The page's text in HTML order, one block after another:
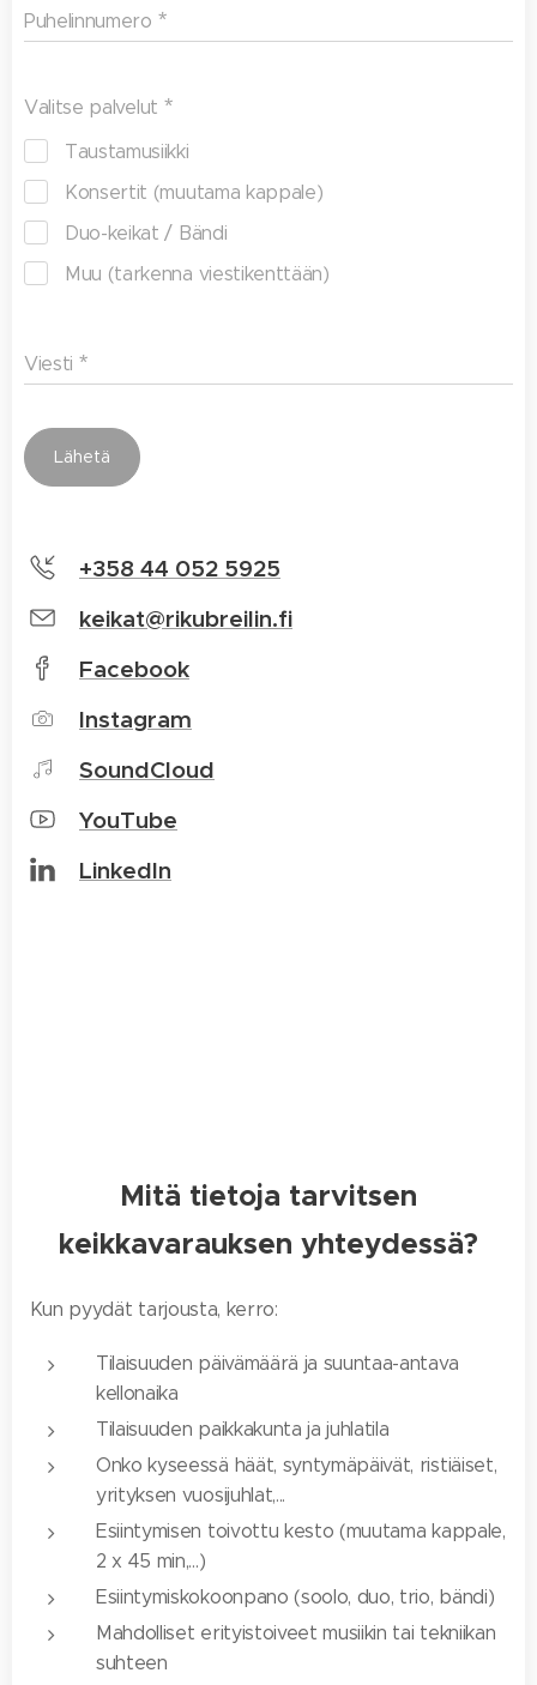
Puhelinnumero
Valitse palvelut
Taustamusiikki
Konsertit (muutama kappale)
Duo-keikat / Bändi
Muu (tarkenna viestikenttään)
Viesti
Lähetä
+358 44 052 5925
keikat@rikubreilin.fi
Facebook
Instagram
SoundCloud
YouTube
LinkedIn
Mitä tietoja tarvitsen
keikkavarauksen yhteydessä?
Kun pyydät tarjousta, kerro:
Tilaisuuden päivämäärä ja suuntaa-antava
kellonaika
Tilaisuuden paikkakunta ja juhlatila
Onko kyseessä häät, syntymäpäivät, ristiäiset,
yrityksen vuosijuhlat,...
Esiintymisen toivottu kesto (muutama kappale,
2 x 45 min,...)
Esiintymiskokoonpano (soolo, duo, trio, bändi)
Mahdolliset erityistoiveet musiikin tai tekniikan
suhteen